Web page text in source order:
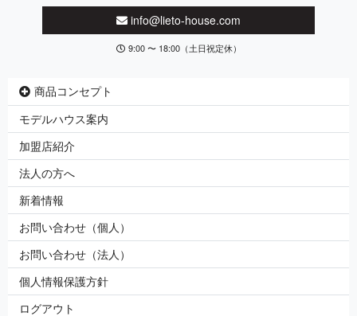
info@lieto-house.com
9:00 〜 18:00（土日祝定休）
商品コンセプト
モデルハウス案内
加盟店紹介
法人の方へ
新着情報
お問い合わせ（個人）
お問い合わせ（法人）
個人情報保護方針
ログアウト